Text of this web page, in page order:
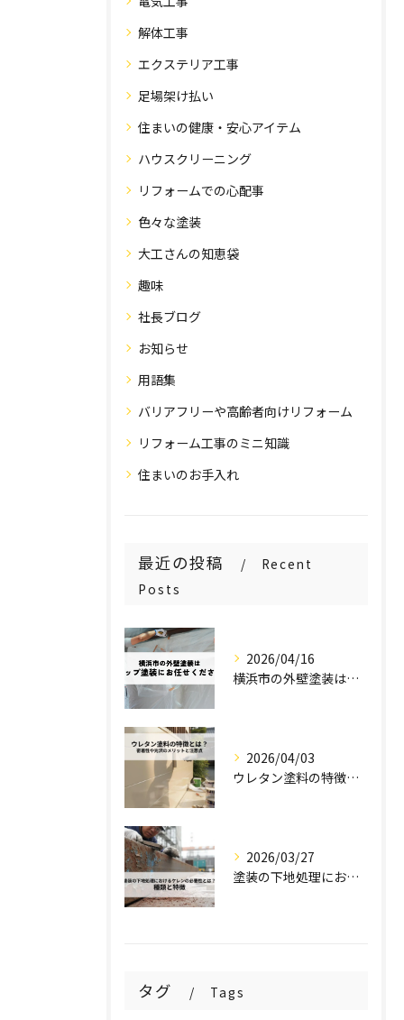
解体工事
エクステリア工事
足場架け払い
住まいの健康・安心アイテム
ハウスクリーニング
リフォームでの心配事
色々な塗装
大工さんの知恵袋
趣味
社長ブログ
お知らせ
用語集
バリアフリーや高齢者向けリフォーム
リフォーム工事のミニ知識
住まいのお手入れ
最近の投稿
Recent
Posts
2026/04/16
横浜市の外壁塗装はステップ塗装にお任せください！
2026/04/03
ウレタン塗料の特徴とは？密着性や光沢のメリットと注意点を解説！
2026/03/27
塗装の下地処理におけるケレンの必要性とは？種類と特徴を解説！
タグ Tags